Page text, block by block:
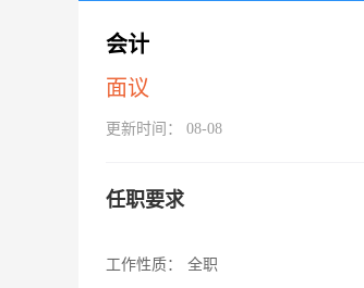
会计
面议
更新时间： 08-08
任职要求
工作性质：
全职